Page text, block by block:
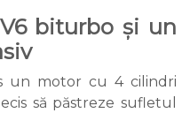
biturbo și un
un motor cu 4 cilindri
să păstreze sufletul